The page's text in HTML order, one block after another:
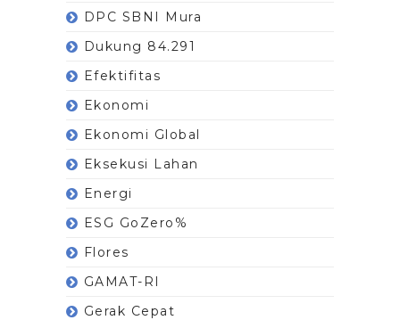
DPC SBNI Mura
Dukung 84.291
Efektifitas
Ekonomi
Ekonomi Global
Eksekusi Lahan
Energi
ESG GoZero%
Flores
GAMAT-RI
Gerak Cepat